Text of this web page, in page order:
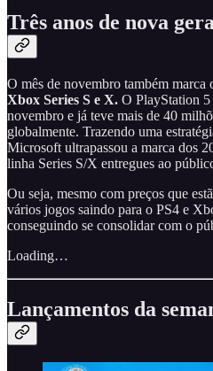
Três anos de nova
O mês de novembro também marca
Xbox Series S e X. O PlayStation 5
novembro e já teve mais de 40
globalmente. Trazendo uma
Microsoft ultrapassou a marca dos
linha Series S/X entregues ao
Ou seja, mesmo com preços que
vários jogos saindo para o PS4 e
conseguindo se consolidar com o
Loading…
Lançamentos da